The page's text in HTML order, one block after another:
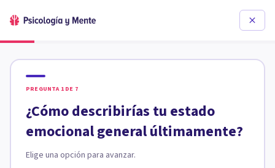
PREGUNTA 1 DE 7
¿Cómo describirías tu estado
emocional general últimamente?
Elige una opción para avanzar.